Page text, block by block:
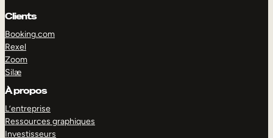
Clients
Booking.com
Rexel
Zoom
Silæ
À propos
L’entreprise
Ressources graphiques
Investisseurs